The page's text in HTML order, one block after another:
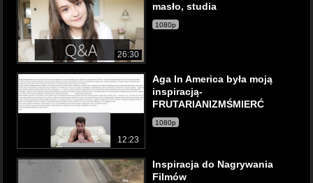
26:30
masło, studia
1080p
12:23
Aga In America była moją
inspiracją-
FRUTARIANIZMŚMIERĆ
1080p
Inspiracja do Nagrywania
Filmów